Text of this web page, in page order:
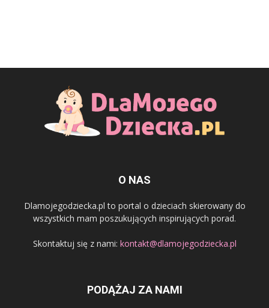
O NAS
Dlamojegodziecka.pl to portal o dzieciach skierowany do
wszystkich mam poszukujących inspirujących porad.
Skontaktuj się z nami: kontakt@dlamojegodziecka.pl
PODĄŻAJ ZA NAMI